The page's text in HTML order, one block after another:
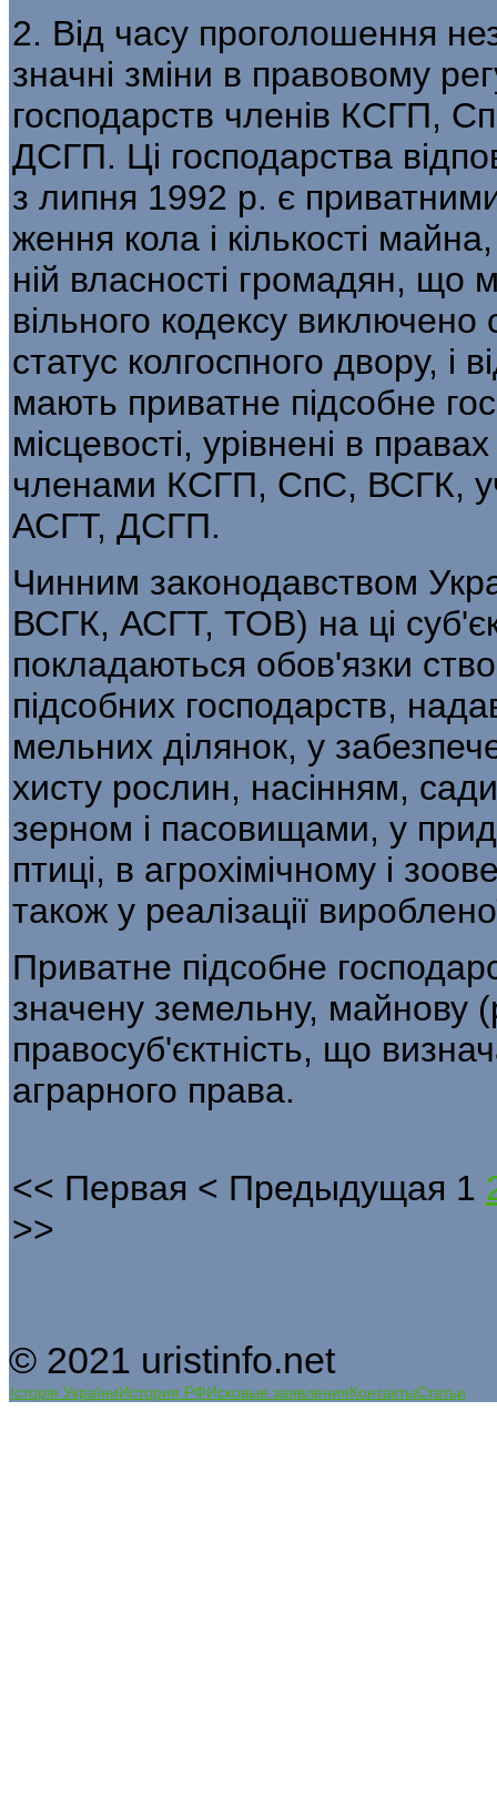
2. Від часу проголошення
значні зміни в правовому
господарств членів КСГП,
ДСГП. Ці господарства
з липня 1992 р. є
ження кола і кількості
ній власності громадян,
вільного кодексу
статус колгоспного двору, і
мають при­ватне підсобне
місцевості, урівнені в
членами КСГП, СпС, ВСГК,
АСГТ, ДСГП.
Чинним законодавством
ВСГК, АСГТ, ТОВ) на ці
покладаються обов'язки
підсобних господарств,
мельних ділянок, у
хисту рослин, насінням,
зер­ном і пасовищами, у
птиці, в агрохімічному і
також у реалізації
Приватне підсобне
значену земельну, майнову
правосуб'єктність, що
аграр­ного права.
<< Первая < Предыдущая 1
>>
© 2021 uristinfo.net
Історія УкраїниИстория РФИсковые заявленияКонтактыСтатьи